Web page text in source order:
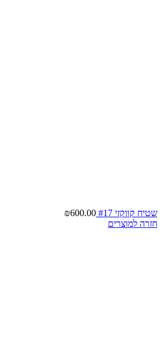
שטיח קווקזי #17 ₪600.00
חזרה למוצרים